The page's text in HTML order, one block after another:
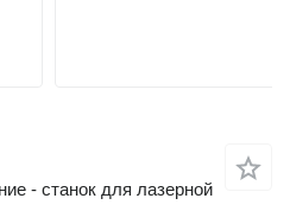
- станок для лазерной